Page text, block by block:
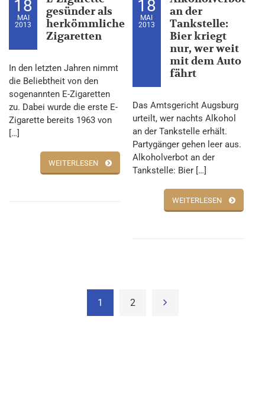
18
MAI
2013
gesünder als
herkömmliche
Zigaretten
In den letzten Jahren nimmt
die Beliebtheit von den
sogenannten E-Zigaretten
zu. Dabei wurde die erste E-
Zigarette bereits 1963 von
[…]
WEITERLESEN
18
MAI
2013
an der
Tankstelle:
Bier kriegt
nur, wer weit
mit dem Auto
fährt
Das Amtsgericht Augsburg
urteilt, wer nachts Alkohol
an der Tankstelle erhält.
Partygänger gehen leer aus.
Alkoholverbot an der
Tankstelle: Bier […]
WEITERLESEN
1 2